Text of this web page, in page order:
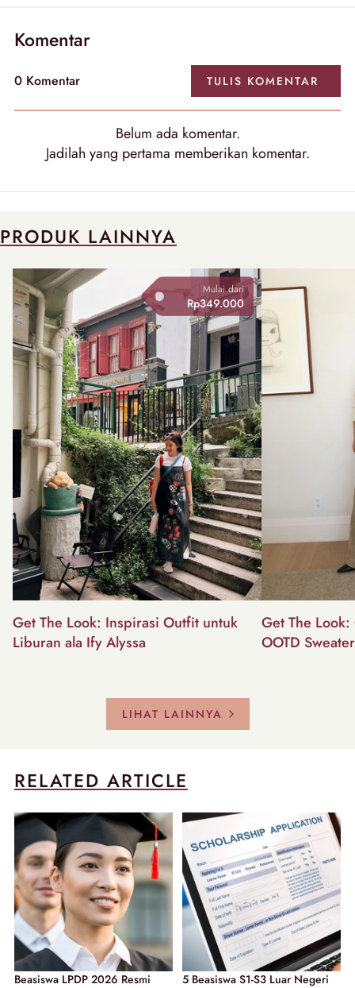
Komentar
0 Komentar TULIS KOMENTAR
Belum ada komentar.
Jadilah yang pertama memberikan komentar.
PRODUK LAINNYA
Mulai dari
Rp349.000
Get The Look: Inspirasi Outfit untuk
Liburan ala Ify Alyssa
Get The
OOTD
LIHAT LAINNYA
RELATED ARTICLE
Beasiswa LPDP 2026 Resmi
5 Beasiswa S1-S3 Luar Negeri